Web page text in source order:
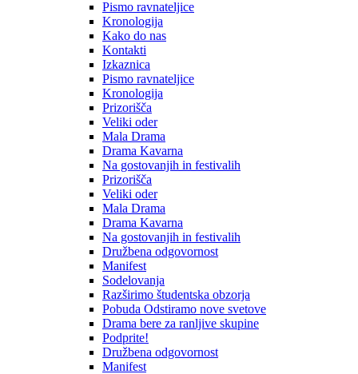
Pismo ravnateljice
Kronologija
Kako do nas
Kontakti
Izkaznica
Pismo ravnateljice
Kronologija
Prizorišča
Veliki oder
Mala Drama
Drama Kavarna
Na gostovanjih in festivalih
Prizorišča
Veliki oder
Mala Drama
Drama Kavarna
Na gostovanjih in festivalih
Družbena odgovornost
Manifest
Sodelovanja
Razširimo študentska obzorja
Pobuda Odstiramo nove svetove
Drama bere za ranljive skupine
Podprite!
Družbena odgovornost
Manifest